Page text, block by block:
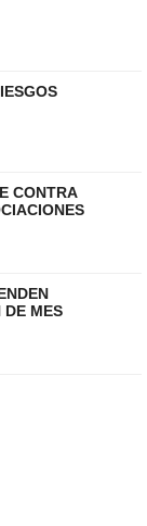
CONTRA
DE MES